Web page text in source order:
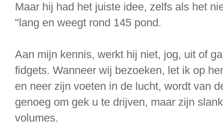
Maar hij had het juiste idee, zelfs als het
"lang en weegt rond 145 pond.
Aan mijn kennis, werkt hij niet, jog, uit of
fidgets. Wanneer wij bezoeken, let ik op
en neer zijn voeten in de lucht, wordt van
genoeg om gek u te drijven, maar zijn
volumes.